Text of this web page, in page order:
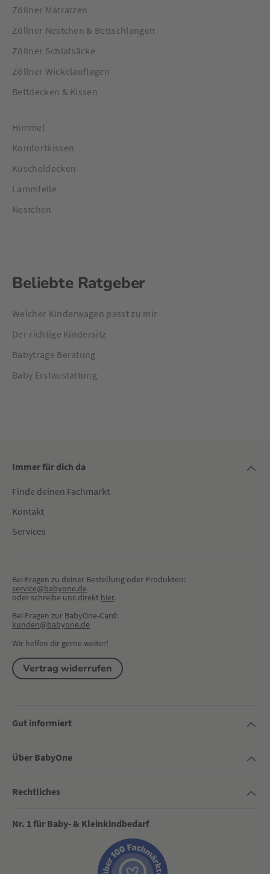
Zöllner Matratzen
Zöllner Nestchen & Bettschlangen
Zöllner Schlafsäcke
Zöllner Wickelauflagen
Bettdecken & Kissen
Himmel
Komfortkissen
Kuscheldecken
Lammfelle
Nestchen
Beliebte Ratgeber
Welcher Kinderwagen passt zu mir
Der richtige Kindersitz
Babytrage Beratung
Baby Erstaustattung
Immer für dich da
Finde deinen Fachmarkt
Kontakt
Services
Bei Fragen zu deiner Bestellung oder Produkten:
service@babyone.de
oder schreibe uns direkt hier.
Bei Fragen zur BabyOne-Card:
kunden@babyone.de
Wir helfen dir gerne weiter!
Vertrag widerrufen
Gut informiert
Über BabyOne
Rechtliches
Nr. 1 für Baby- & Kleinkindbedarf